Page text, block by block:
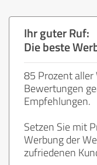
Ihr guter Ruf:
Die beste
85 Prozent aller
Bewertungen
Empfehlungen.
Setzen Sie mit
Werbung der
zufriedenen